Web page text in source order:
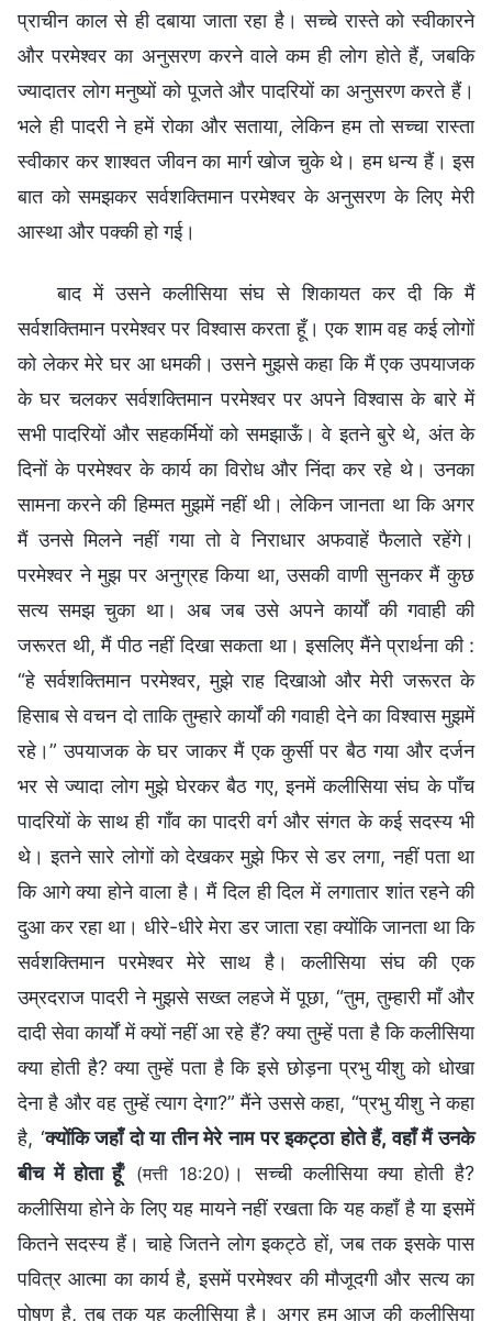
प्राचीन काल से ही दबाया जाता रहा है। सच्चे रास्ते को स्वीकारने
और परमेश्वर का अनुसरण करने वाले कम ही लोग होते हैं, जबकि
ज्यादातर लोग मनुष्यों को पूजते और पादरियों का अनुसरण करते हैं।
भले ही पादरी ने हमें रोका और सताया, लेकिन हम तो सच्चा रास्ता
स्वीकार कर शाश्वत जीवन का मार्ग खोज चुके थे। हम धन्य हैं। इस
बात को समझकर सर्वशक्तिमान परमेश्वर के अनुसरण के लिए मेरी
आस्था और पक्की हो गई।
बाद में उसने कलीसिया संघ से शिकायत कर दी कि मैं
सर्वशक्तिमान परमेश्वर पर विश्वास करता हूँ। एक शाम वह कई लोगों
को लेकर मेरे घर आ धमकी। उसने मुझसे कहा कि मैं एक उपयाजक
के घर चलकर सर्वशक्तिमान परमेश्वर पर अपने विश्वास के बारे में
सभी पादरियों और सहकर्मियों को समझाऊँ। वे इतने बुरे थे, अंत के
दिनों के परमेश्वर के कार्य का विरोध और निंदा कर रहे थे। उनका
सामना करने की हिम्मत मुझमें नहीं थी। लेकिन जानता था कि अगर
मैं उनसे मिलने नहीं गया तो वे निराधार अफवाहें फैलाते रहेंगे।
परमेश्वर ने मुझ पर अनुग्रह किया था, उसकी वाणी सुनकर मैं कुछ
सत्य समझ चुका था। अब जब उसे अपने कार्यों की गवाही की
जरूरत थी, मैं पीठ नहीं दिखा सकता था। इसलिए मैंने प्रार्थना की :
“हे सर्वशक्तिमान परमेश्वर, मुझे राह दिखाओ और मेरी जरूरत के
हिसाब से वचन दो ताकि तुम्हारे कार्यों की गवाही देने का विश्वास मुझमें
रहे।” उपयाजक के घर जाकर मैं एक कुर्सी पर बैठ गया और दर्जन
भर से ज्यादा लोग मुझे घेरकर बैठ गए, इनमें कलीसिया संघ के पाँच
पादरियों के साथ ही गाँव का पादरी वर्ग और संगत के कई सदस्य भी
थे। इतने सारे लोगों को देखकर मुझे फिर से डर लगा, नहीं पता था
कि आगे क्या होने वाला है। मैं दिल ही दिल में लगातार शांत रहने की
दुआ कर रहा था। धीरे-धीरे मेरा डर जाता रहा क्योंकि जानता था कि
सर्वशक्तिमान परमेश्वर मेरे साथ है। कलीसिया संघ की एक
उम्रदराज पादरी ने मुझसे सख्त लहजे में पूछा, “तुम, तुम्हारी माँ और
दादी सेवा कार्यों में क्यों नहीं आ रहे हैं? क्या तुम्हें पता है कि कलीसिया
क्या होती है? क्या तुम्हें पता है कि इसे छोड़ना प्रभु यीशु को धोखा
देना है और वह तुम्हें त्याग देगा?” मैंने उससे कहा, “प्रभु यीशु ने कहा
है, ‘क्योंकि जहाँ दो या तीन मेरे नाम पर इकट्ठा होते हैं, वहाँ मैं उनके
बीच में होता हूँ’ (मत्ती 18:20) । सच्ची कलीसिया क्या होती है?
कलीसिया होने के लिए यह मायने नहीं रखता कि यह कहाँ है या इसमें
कितने सदस्य हैं। चाहे जितने लोग इकट्ठे हों, जब तक इसके पास
पवित्र आत्मा का कार्य है, इसमें परमेश्वर की मौजूदगी और सत्य का
पोषण है, तब तक यह कलीसिया है। अगर हम आज की कलीसिया